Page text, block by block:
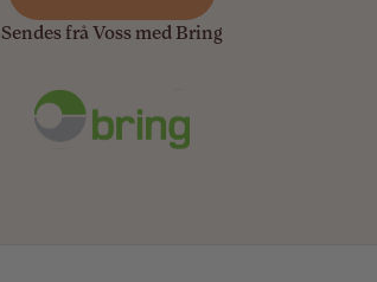
Sendes frå Voss med Bring